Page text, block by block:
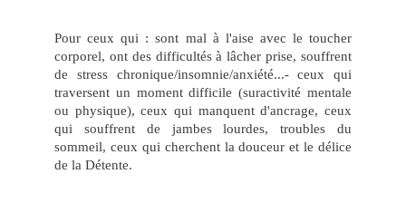
Pour ceux qui : sont mal à l'aise avec le toucher
corporel, ont des difficultés à lâcher prise, souffrent
de stress chronique/insomnie/anxiété...- ceux qui
traversent un moment difficile (suractivité mentale
ou physique), ceux qui manquent d'ancrage, ceux
qui souffrent de jambes lourdes, troubles du
sommeil, ceux qui cherchent la douceur et le délice
de la Détente.